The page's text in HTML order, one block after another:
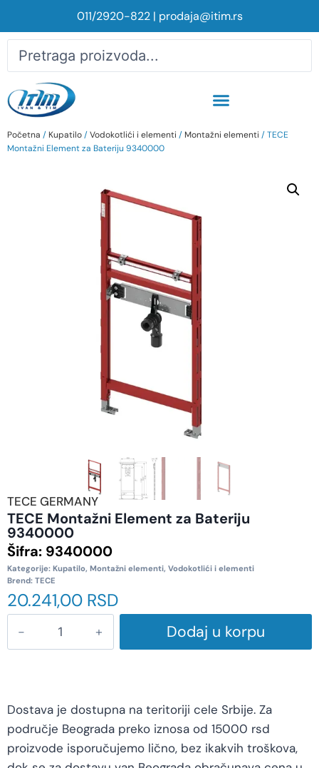
011/2920-822| prodaja@itim.rs
Početna / Kupatilo/Vodokotlići i elementi / Montažni elementi / TECE
Montažni Element za Bateriju 9340000
TECE GERMANY
TECE Montažni Element za Bateriju
9340000
Šifra: 9340000
Kategorije: Kupatilo, Montažni elementi, Vodokotlići i elementi
Brend: TECE
20.241,00 RSD
Dodaj u korpu
Dostava je dostupna na teritoriji cele Srbije. Za
područje Beograda preko iznosa od 15000 rsd
proizvode isporučujemo lično, bez ikakvih troškova,